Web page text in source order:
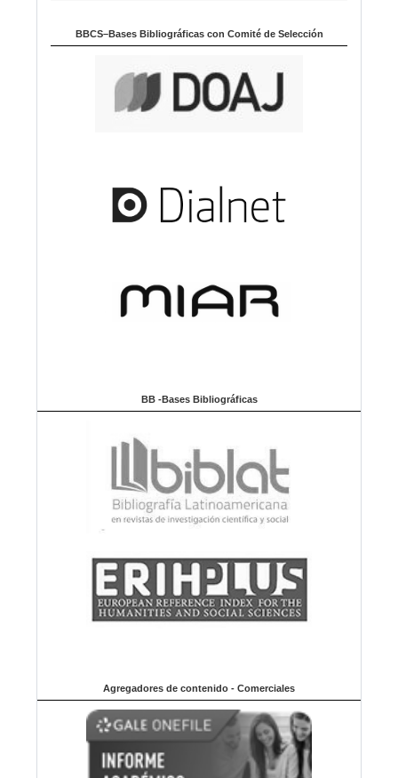
BBCS–Bases Bibliográficas con Comité de Selección
BB -Bases Bibliográficas
Agregadores de contenido - Comerciales